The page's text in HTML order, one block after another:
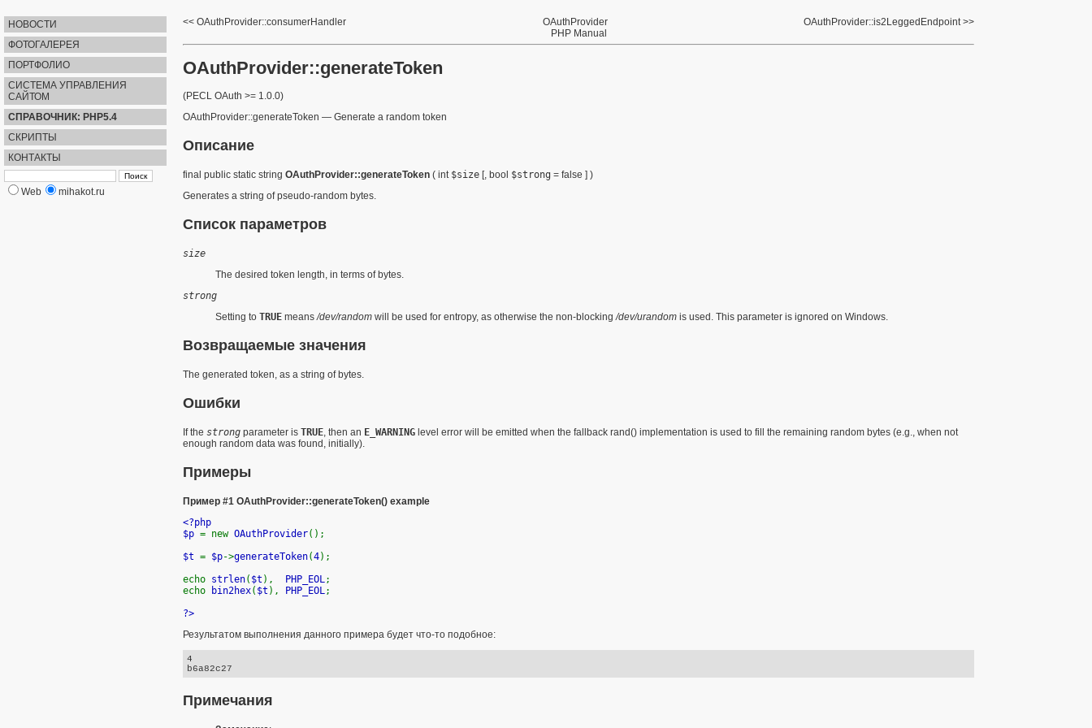
НОВОСТИ
ФОТОГАЛЕРЕЯ
ПОРТФОЛИО
СИСТЕМА УПРАВЛЕНИЯ
САЙТОМ
СПРАВОЧНИК: PHP5.4
СКРИПТЫ
КОНТАКТЫ
Web mihakot.ru
OAuthProvider::consumerHandler OAuthProvider::is2LeggedEndpoint
OAuthProvider
PHP Manual
OAuthProvider::generateToken
(PECL OAuth >= 1.0.0)
OAuthProvider::generateToken — Generate a random token
Описание
final public static string OAuthProvider::generateToken ( int $size [, bool $strong = false ] )
Generates a string of pseudo-random bytes.
Список параметров
size
The desired token length, in terms of bytes.
strong
Setting to TRUE means/dev/random will be used for entropy, as otherwise the non-blocking/dev/urandom is used. This parameter is ignored on Windows.
Возвращаемые значения
The generated token, as a string of bytes.
Ошибки
If the strong parameter is TRUE, then an E_WARNING level error will be emitted when the fallback rand() implementation is used to fill the remaining random bytes (e.g., when not
enough random data was found, initially).
Примеры
Пример #1 OAuthProvider::generateToken() example
<?php
$p = new OAuthProvider();
$t = $p->generateToken(4);
echo strlen( $t ), PHP_EOL;
echo
bin2hex( $t ), PHP_EOL;
?>
Результатом выполнения данного примера будет что-то подобное:
4
Примечания